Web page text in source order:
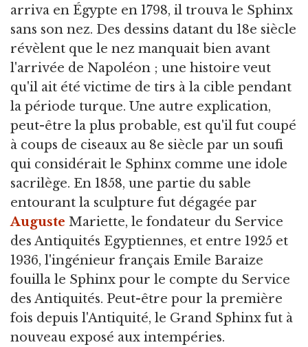
arriva en Égypte en 1798, il trouva le Sphinx
sans son nez. Des dessins datant du 18e siècle
révèlent que le nez manquait bien avant
l'arrivée de Napoléon ; une histoire veut
qu'il ait été victime de tirs à la cible pendant
la période turque. Une autre explication,
peut-être la plus probable, est qu'il fut coupé
à coups de ciseaux au 8e siècle par un soufi
qui considérait le Sphinx comme une idole
sacrilège. En 1858, une partie du sable
entourant la sculpture fut dégagée par
Auguste Mariette, le fondateur du Service
des Antiquités Egyptiennes, et entre 1925 et
1936, l'ingénieur français Emile Baraize
fouilla le Sphinx pour le compte du Service
des Antiquités. Peut-être pour la première
fois depuis l'Antiquité, le Grand Sphinx fut à
nouveau exposé aux intempéries.